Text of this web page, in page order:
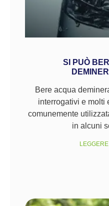
SI PUÒ
Bere acqua
interrogativi e molti
comunemente
in alcuni